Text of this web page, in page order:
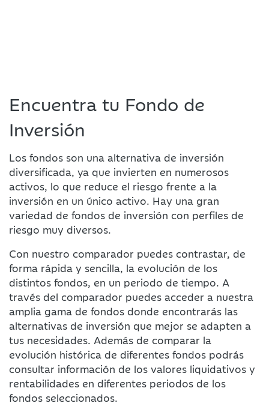
Encuentra tu Fondo de
Inversión
Los fondos son una alternativa de inversión
diversificada, ya que invierten en numerosos
activos, lo que reduce el riesgo frente a la
inversión en un único activo. Hay una gran
variedad de fondos de inversión con perfiles de
riesgo muy diversos.
Con nuestro comparador puedes contrastar, de
forma rápida y sencilla, la evolución de los
distintos fondos, en un periodo de tiempo. A
través del comparador puedes acceder a nuestra
amplia gama de fondos donde encontrarás las
alternativas de inversión que mejor se adapten a
tus necesidades. Además de comparar la
evolución histórica de diferentes fondos podrás
consultar información de los valores liquidativos y
rentabilidades en diferentes periodos de los
fondos seleccionados.